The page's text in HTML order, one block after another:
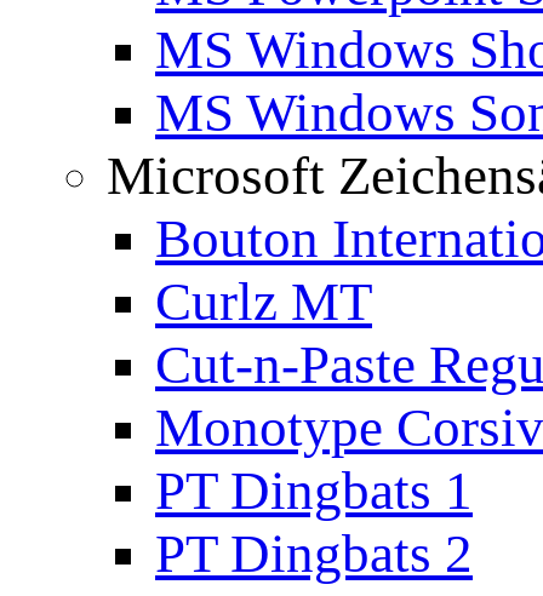
MS Windows
MS Windows
Microsoft
Bouton
Curlz MT
Cut-n-Paste
Monotype
PT Dingbats 1
PT Dingbats 2